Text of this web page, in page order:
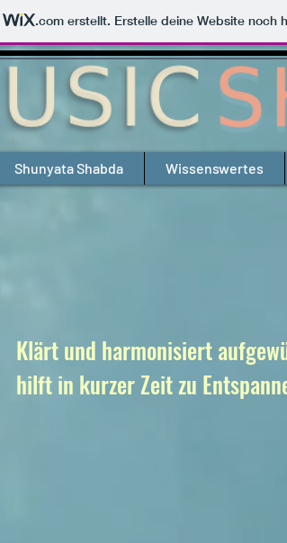
.com erstellt. Erstelle deine Website noch
Shunyata Shabda Wissenswertes
Klärt und harmonisiert
hilft in kurzer Zeit zu